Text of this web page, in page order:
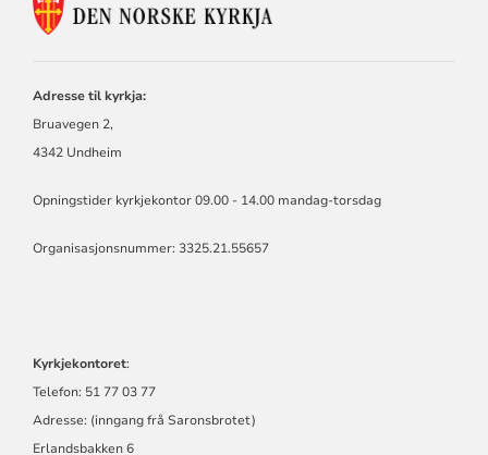
FOR
Adresse til kyrkja:
Bruavegen 2,
4342 Undheim
Opningstider kyrkjekontor 09.00 - 14.00 mandag-torsdag
Organisasjonsnummer: 3325.21.55657
Kyrkjekontoret:
Telefon: 51 77 03 77
Adresse: (inngang frå Saronsbrotet)
Erlandsbakken 6